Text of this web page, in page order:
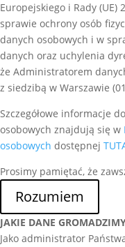
Europejskiego i Rady
sprawie ochrony osób
danych osobowych i w
danych oraz uchylenia
że Administratorem
z siedzibą w Warszawie
Szczegółowe informacje
osobowych znajdują się w
osobowych dostępnej
Prosimy pamiętać, że
Rozumiem
JAKIE DANE
Jako administrator